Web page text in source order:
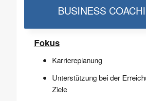
BUSINESS
Fokus
Karriereplanung
Unterstützung bei der
Ziele